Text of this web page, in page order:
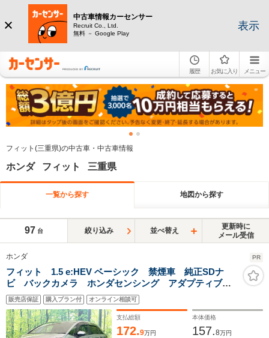
中古車情報カーセンサー
Recruit Co., Ltd.
無料 － Google Play
表示
履歴 お気に入り メニュー
フィット(三重県)の中古車・中古車情報
ホンダ フィット 三重県
一覧から探す 地図から探す
97 台 絞り込み 並べ替え
更新時に
メール受信
ホンダ PR
フィット 1.5 e:HEV ベーシック 禁煙車 純正SDナ
ビ バックカメラ ホンダセンシング アダプティブレ
ーダークルーズ スマートキー LEDヘッド ETC ク
リアランスソナー オートハイビーム 電子パーキン
グ Bluetooth
販売店保証 購入プラン付 オンライン相談可
支払総額
172.9万円
本体価格
157.8万円